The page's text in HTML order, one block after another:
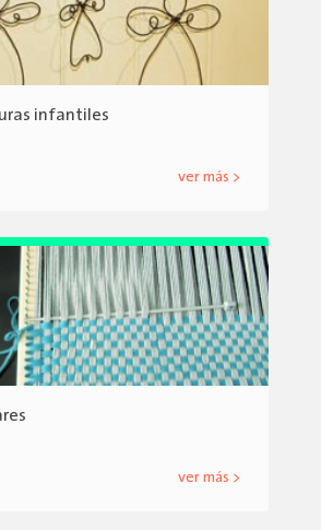
infantiles
ver más >
ver más >